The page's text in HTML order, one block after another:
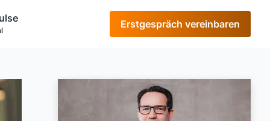
Erstgespräch vereinbaren